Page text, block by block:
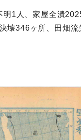
1人、家屋全潰
壊346ヶ所、田畑